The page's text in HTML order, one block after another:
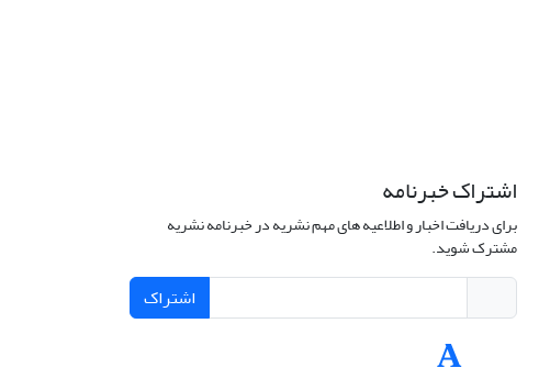
اشتراک خبرنامه
برای دریافت اخبار و اطلاعیه های مهم نشریه در خبرنامه نشریه
مشترک شوید.
اشتراک